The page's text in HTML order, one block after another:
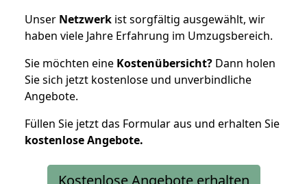
Unser Netzwerk ist sorgfältig ausgewählt, wir
haben viele Jahre Erfahrung im Umzugsbereich.
Sie möchten eine Kostenübersicht? Dann holen
Sie sich jetzt kostenlose und unverbindliche
Angebote.
Füllen Sie jetzt das Formular aus und erhalten Sie
kostenloseAngebote.
Kostenlose Angebote erhalten